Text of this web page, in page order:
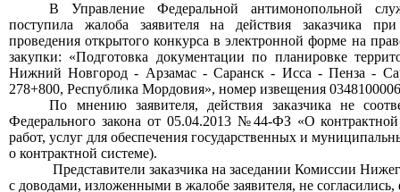
В Управление Федеральной антимонопольной
поступила жалоба заявителя на действия заказчика
проведенияоткрытого конкурса в электронной форме на
закупки: «Подготовка документации по планировке
Нижний Новгород - Арзамас - Саранск - Исса - Пенза -
278+800, Республика Мордовия», номер извещения
По мнению заявителя, действия заказчика не
Федерального закона от 05.04.2013 №44-ФЗ «О
работ, услуг для обеспечения государственных и
о контрактной системе).
Представители заказчика на заседании Комиссии
с доводами, изложенными в жалобе заявителя, не